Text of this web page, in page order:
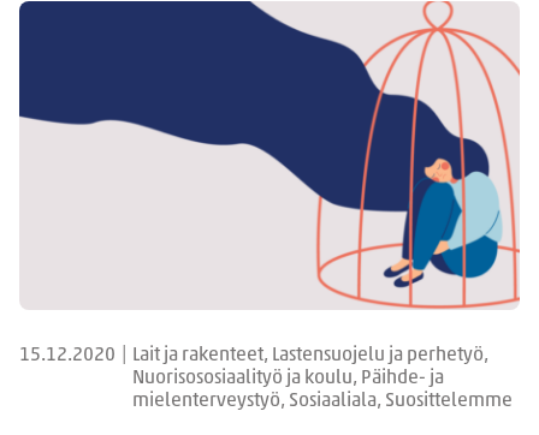
15.12.2020
Lait ja rakenteet, Lastensuojelu ja perhetyö,
Nuorisososiaalityö ja koulu, Päihde- ja
mielenterveystyö, Sosiaaliala, Suosittelemme